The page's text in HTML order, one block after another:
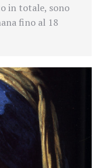
in totale, sono
fino al 18